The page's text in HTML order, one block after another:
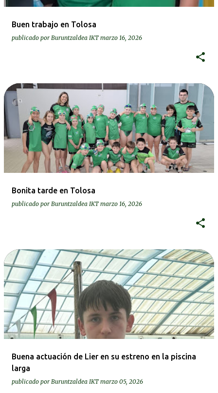
Buen trabajo en Tolosa
publicado por Buruntzaldea IKT marzo 16, 2026
Bonita tarde en Tolosa
publicado por Buruntzaldea IKT marzo 16, 2026
Buena actuación de Lier en su estreno en la piscina
larga
publicado por Buruntzaldea IKT marzo 05, 2026